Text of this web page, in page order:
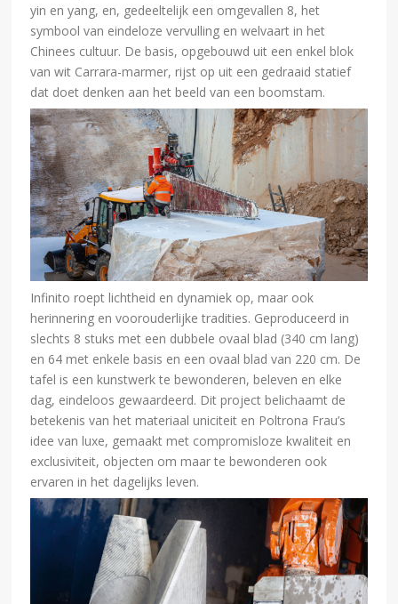
yin en yang, en, gedeeltelijk een omgevallen 8, het
symbool van eindeloze vervulling en welvaart in het
Chinees cultuur. De basis, opgebouwd uit een enkel blok
van wit Carrara-marmer, rijst op uit een gedraaid statief
dat doet denken aan het beeld van een boomstam.
Infinito roept lichtheid en dynamiek op, maar ook
herinnering en voorouderlijke tradities. Geproduceerd in
slechts 8 stuks met een dubbele ovaal blad (340 cm lang)
en 64 met enkele basis en een ovaal blad van 220 cm. De
tafel is een kunstwerk te bewonderen, beleven en elke
dag, eindeloos gewaardeerd. Dit project belichaamt de
betekenis van het materiaal uniciteit en Poltrona Frau’s
idee van luxe, gemaakt met compromisloze kwaliteit en
exclusiviteit, objecten om maar te bewonderen ook
ervaren in het dagelijks leven.